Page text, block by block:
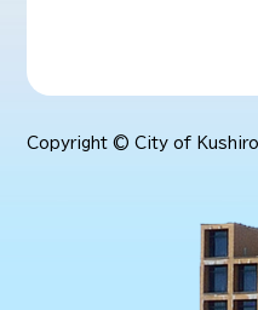
Copyright © City of